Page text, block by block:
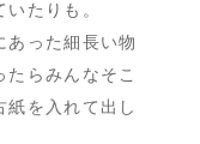
たりも。
あった細長い物
たらみんなそこ
紙を入れて出し